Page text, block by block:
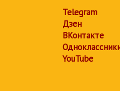
Telegram
Дзен
ВКонтакте
YouTube